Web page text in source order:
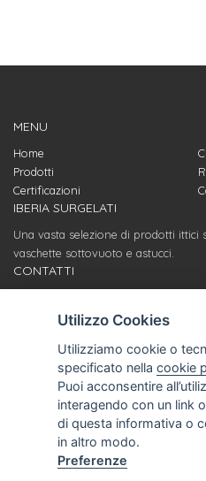
MENU
Home
Prodotti
Certificazioni
IBERIA SURGELATI
Una vasta selezione di prodotti ittici
vaschette sottovuoto e astucci.
CONTATTI
info@iberiasurgelati.com
Stabilimento di produzione
Ufficio acquisti e relazioni fornitori
T. (+39) 0721 969428
Via Litoranea, 389
61037 Marotta-Mondolfo (PU)
Utilizzo Cookies
Utilizziamo cookie o
specificato nellacookie
Puoi acconsentire
interagendo con un link
di questa informativa o
in altro modo.
Preferenze